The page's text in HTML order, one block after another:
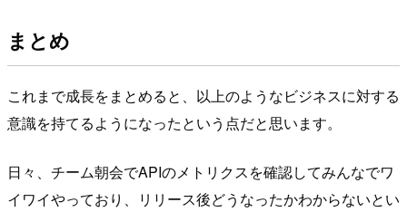
まとめ
これまで成長をまとめると、以上のようなビジネスに対する
意識を持てるようになったという点だと思います。
日々、チーム朝会でAPIのメトリクスを確認してみんなでワ
イワイやっており、リリース後どうなったかわからないとい